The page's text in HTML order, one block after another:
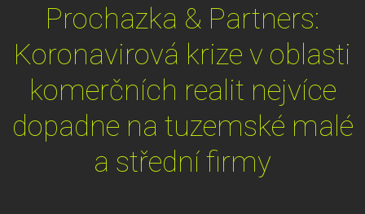
Prochazka & Partners:
Koronavirová krize v oblasti
komerčních realit nejvíce
dopadne na tuzemské malé
a střední firmy